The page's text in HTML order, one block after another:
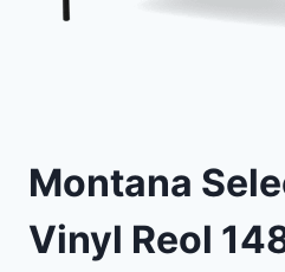
Montana
Vinyl Reol